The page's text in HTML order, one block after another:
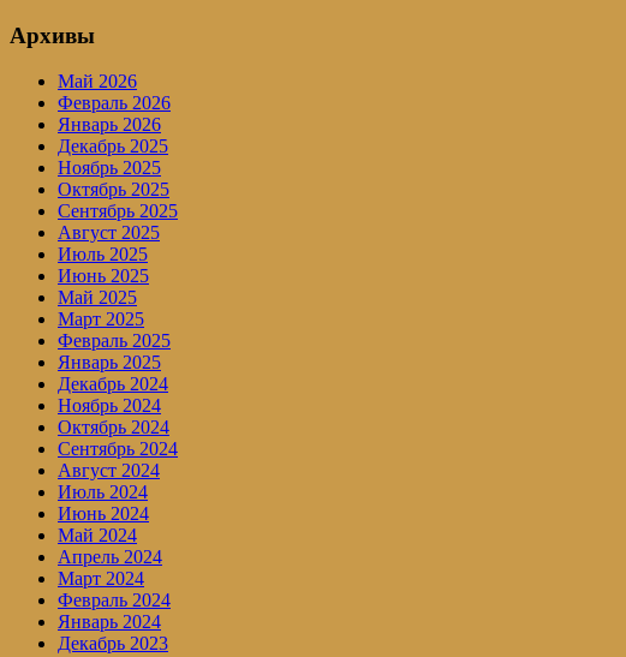
Архивы
Май 2026
Февраль 2026
Январь 2026
Декабрь 2025
Ноябрь 2025
Октябрь 2025
Сентябрь 2025
Август 2025
Июль 2025
Июнь 2025
Май 2025
Март 2025
Февраль 2025
Январь 2025
Декабрь 2024
Ноябрь 2024
Октябрь 2024
Сентябрь 2024
Август 2024
Июль 2024
Июнь 2024
Май 2024
Апрель 2024
Март 2024
Февраль 2024
Январь 2024
Декабрь 2023